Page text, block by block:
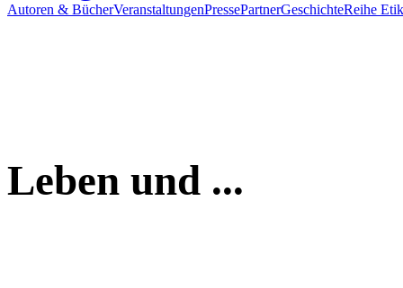
Autoren & BücherVeranstaltungenPressePartnerGeschichteReihe
Leben und ...